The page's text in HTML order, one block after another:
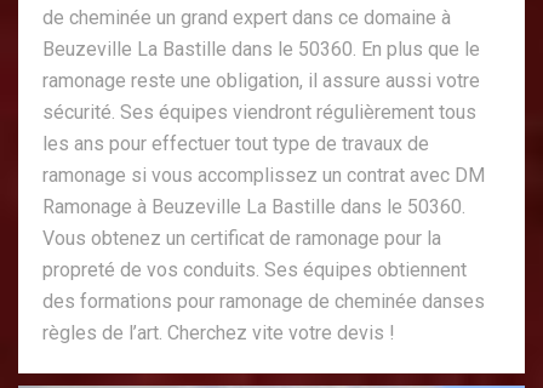
de cheminée un grand expert dans ce domaine à
Beuzeville La Bastille dans le 50360. En plus que le
ramonage reste une obligation, il assure aussi votre
sécurité. Ses équipes viendront régulièrement tous
les ans pour effectuer tout type de travaux de
ramonage si vous accomplissez un contrat avec DM
Ramonage à Beuzeville La Bastille dans le 50360.
Vous obtenez un certificat de ramonage pour la
propreté de vos conduits. Ses équipes obtiennent
des formations pour ramonage de cheminée danses
règles de l’art. Cherchez vite votre devis !